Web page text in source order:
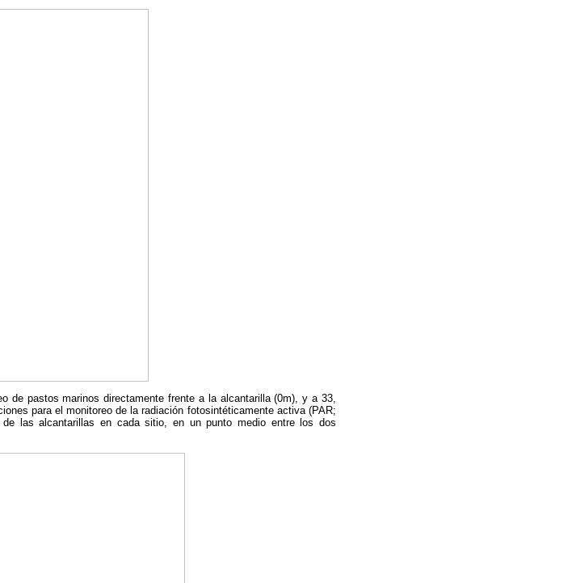
de pastos marinos directamente frente a la alcantarilla (0m), y a 33,
para el monitoreo de la radiación fotosintéticamente activa (PAR;
las alcantarillas en cada sitio, en un punto medio entre los dos